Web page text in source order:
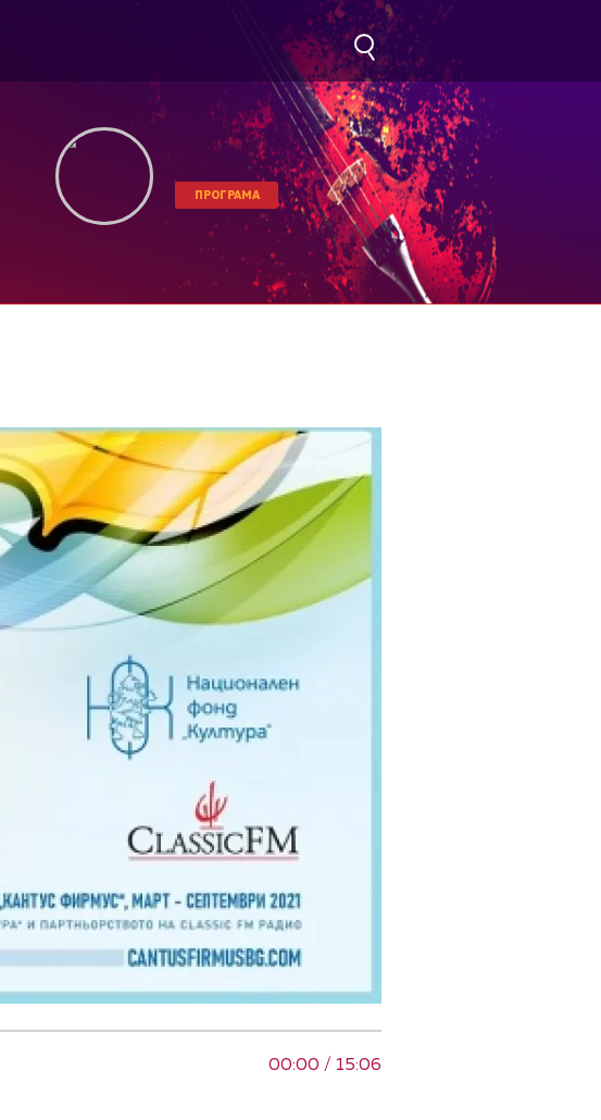
ПРОГРАМА
00:00 / 15:06